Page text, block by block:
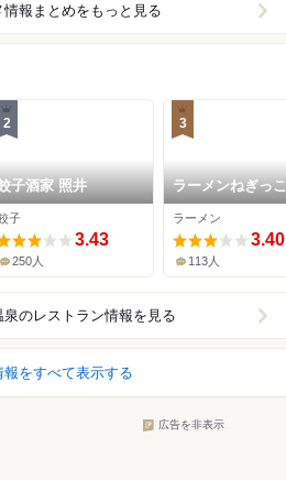
報まとめをもっと見る
2
子酒家 照井
子
3.43
250人
3
ラーメンねぎっ
福島店
ラーメン
3.40
113人
泉のレストラン情報を見る
報をすべて表示する
広告を非表示